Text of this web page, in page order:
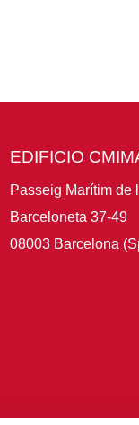
EDIFICIO
Passeig Marítim de
Barceloneta 37-49
08003 Barcelona